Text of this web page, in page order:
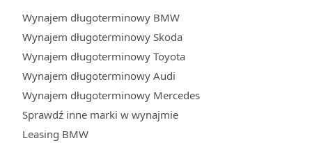
Wynajem długoterminowy BMW
Wynajem długoterminowy Skoda
Wynajem długoterminowy Toyota
Wynajem długoterminowy Audi
Wynajem długoterminowy Mercedes
Sprawdź inne marki w wynajmie
Leasing BMW